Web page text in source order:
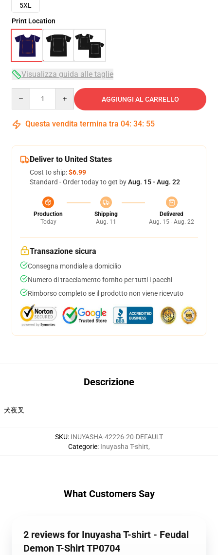
5XL
Print Location
Visualizza guida alle taglie
AGGIUNGI AL CARRELLO
Questa vendita termina tra 04: 34: 54
Deliver to United States
Cost to ship:$6.99
Standard - Order today to get byAug. 15 - Aug. 22
Production
Today
Shipping
Aug. 11
Delivered
Aug. 15 - Aug. 22
Transazione sicura
Consegna mondiale a domicilio
Numero di tracciamento fornito per tutti i pacchi
Rimborso completo se il prodotto non viene ricevuto
Descrizione
犬夜叉
SKU: INUYASHA-42226-20-DEFAULT
Categorie: Inuyasha T-shirt,
What Customers Say
2 reviews for Inuyasha T-shirt - Feudal
Demon T-Shirt TP0704